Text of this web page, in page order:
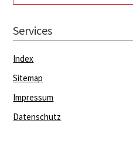
Services
Index
Sitemap
Impressum
Datenschutz